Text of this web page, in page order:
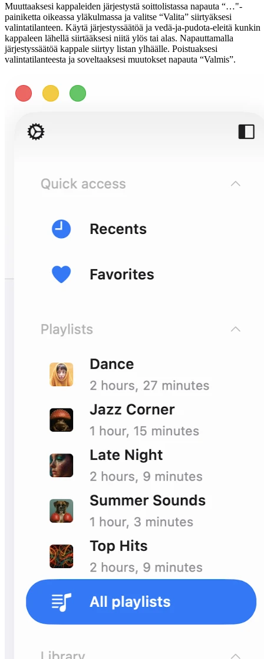
Muuttaaksesi kappaleiden järjestystä soittolistassa napauta “…"-
painiketta oikeassa yläkulmassa ja valitse “Valita” siirtyäksesi
valintatilanteen. Käytä järjestyssäätöä ja vedä-ja-pudota-eleitä kunkin
kappaleen lähellä siirtääksesi niitä ylös tai alas. Napauttamalla
järjestyssäätöä kappale siirtyy listan ylhäälle. Poistuaksesi
valintatilanteesta ja soveltaaksesi muutokset napauta “Valmis”.